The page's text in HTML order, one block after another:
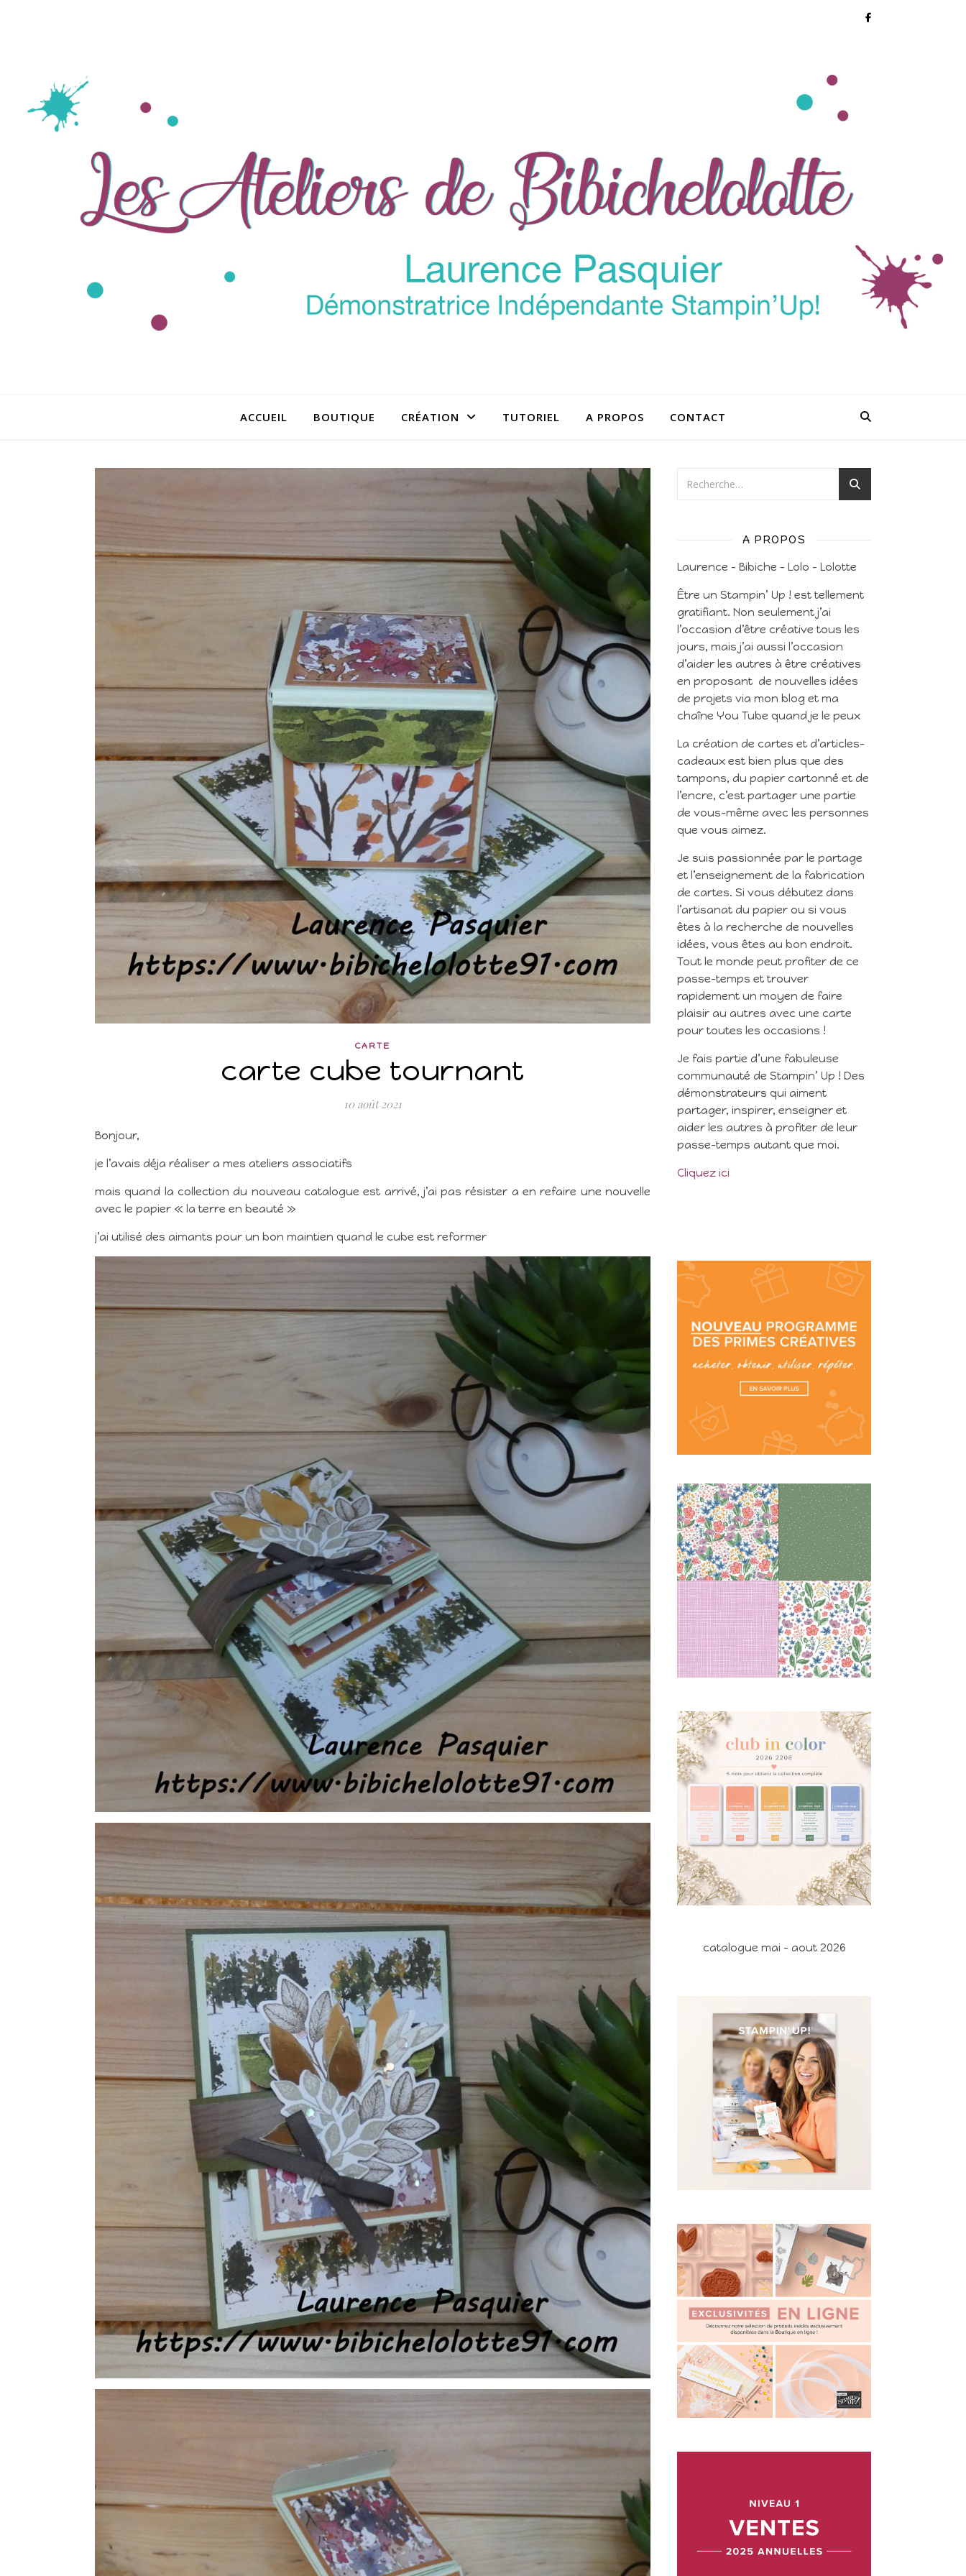
ACCUEIL BOUTIQUE CRÉATION TUTORIEL A PROPOS CONTACT
CARTE
carte cube tournant
10 août 2021
Bonjour,
je l’avais déja réaliser a mes ateliers associatifs
mais quand la collection du nouveau catalogue est arrivé, j’ai pas résister a en refaire une nouvelle
avec le papier « la terre en beauté »
j’ai utilisé des aimants pour un bon maintien quand le cube est reformer
A PROPOS
Laurence – Bibiche – Lolo – Lolotte
Être un Stampin’ Up ! est tellement
gratifiant. Non seulement j’ai
l’occasion d’être créative tous les
jours, mais j’ai aussi l’occasion
d’aider les autres à être créatives
en proposant de nouvelles idées
de projets via mon blog et ma
chaîne You Tube quand je le peux
La création de cartes et d’articles-
cadeaux est bien plus que des
tampons, du papier cartonné et de
l’encre, c’est partager une partie
de vous-même avec les personnes
que vous aimez.
Je suis passionnée par le partage
et l’enseignement de la fabrication
de cartes. Si vous débutez dans
l’artisanat du papier ou si vous
êtes à la recherche de nouvelles
idées, vous êtes au bon endroit.
Tout le monde peut profiter de ce
passe-temps et trouver
rapidement un moyen de faire
plaisir au autres avec une carte
pour toutes les occasions !
Je fais partie d’une fabuleuse
communauté de Stampin’ Up ! Des
démonstrateurs qui aiment
partager, inspirer, enseigner et
aider les autres à profiter de leur
passe-temps autant que moi.
Cliquez ici
catalogue mai - aout 2026